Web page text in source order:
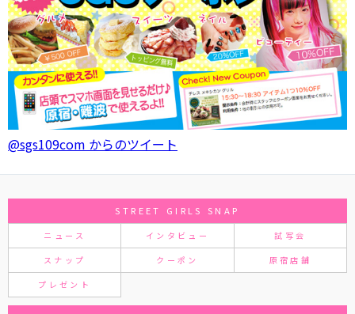
@sgs109com からのツイート
STREET GIRLS SNAP
ニュース インタビュー 試写会
スナップ クーポン 原宿店舗
プレゼント